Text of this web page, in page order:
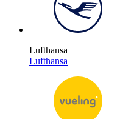
Lufthansa
Lufthansa